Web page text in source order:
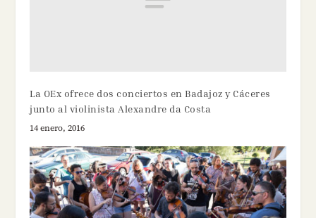
La OEx ofrece dos conciertos en Badajoz y Cáceres
junto al violinista Alexandre da Costa
14 enero, 2016